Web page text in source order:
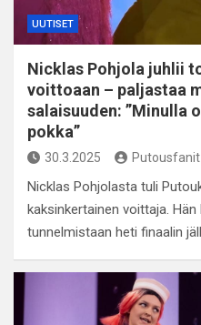
UUTISET
Nicklas Pohjola juhlii
voittoaan – paljastaa
salaisuuden: ”Minulla
pokka”
30.3.2025 Putousfanit
Nicklas Pohjolasta tuli
kaksinkertainen voittaja.
tunnelmistaan heti finaalin